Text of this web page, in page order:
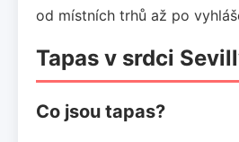
od místních trhů až po
Tapas v srdci
Co jsou tapas?